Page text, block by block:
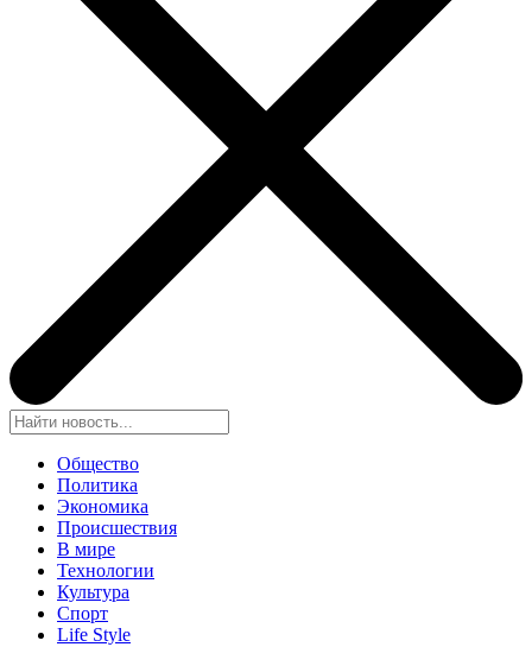
Общество
Политика
Экономика
Происшествия
В мире
Технологии
Культура
Спорт
Life Style